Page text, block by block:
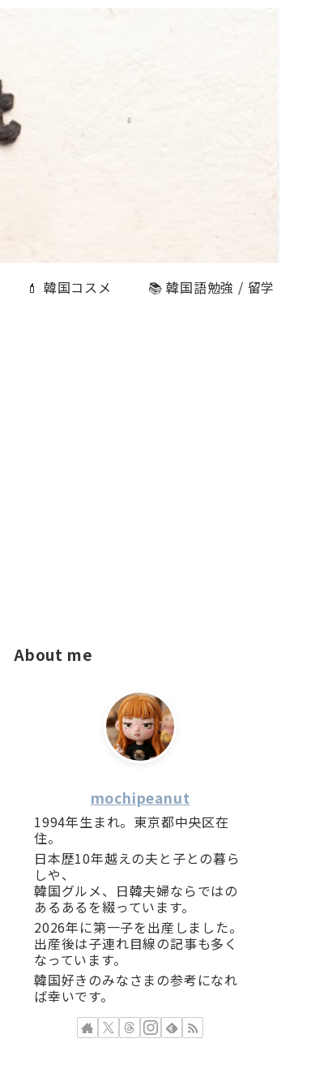
💄 韓国コスメ
📚 韓国語勉強 / 留学
About me
mochipeanut
1994年生まれ。東京都中央区在
住。
日本歴10年越えの夫と子との暮ら
しや、
韓国グルメ、日韓夫婦ならではの
あるあるを綴っています。
2026年に第一子を出産しました。
出産後は子連れ目線の記事も多く
なっています。
韓国好きのみなさまの参考になれ
ば幸いです。